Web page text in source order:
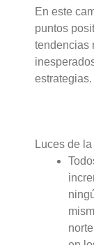
En este
puntos
tendencias
estrategias.
Luces de